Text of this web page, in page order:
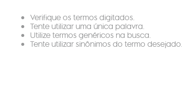
Verifique os termos digitados.
Tente utilizar uma única palavra.
Utilize termos genéricos na busca.
Tente utilizar sinônimos do termo desejado.